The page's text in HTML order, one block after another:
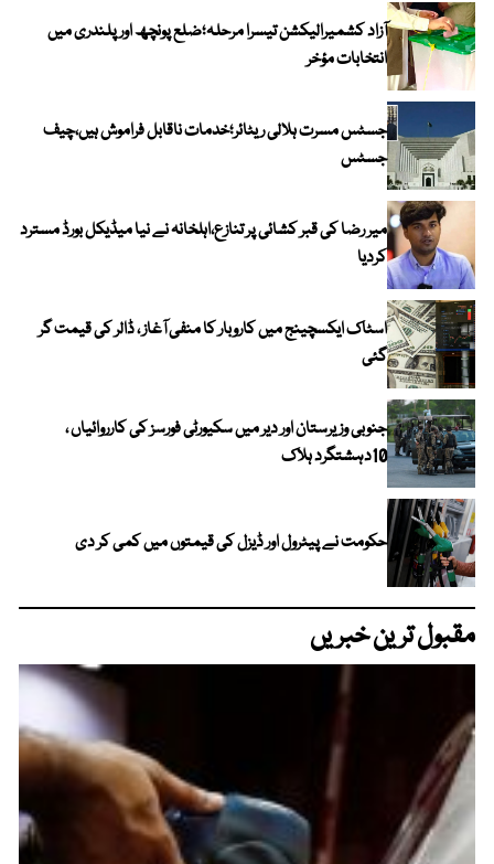
آزاد کشمیرالیکشن تیسرا مرحلہ؛ضلع پونچھ اور پلندری میں
انتخابات مؤخر
جسٹس مسرت ہلالی ریٹائر؛خدمات ناقابل فراموش ہیں،چیف
جسٹس
میر رضا کی قبر کشائی پر تنازع،اہلخانہ نے نیا میڈیکل بورڈ مسترد
کردیا
اسٹاک ایکسچینج میں کاروبار کا منفی آغاز ، ڈالر کی قیمت گر
گئی
جنوبی وزیرستان اور دیر میں سکیورٹی فورسز کی کارروائیاں ،
10دہشتگرد ہلاک
حکومت نے پیٹرول اور ڈیزل کی قیمتوں میں کمی کر دی
مقبول ترین خبریں